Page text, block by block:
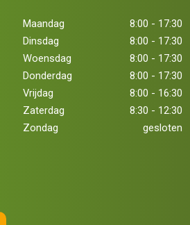
Maandag
8:00 - 17:30
Dinsdag
8:00 - 17:30
Woensdag
8:00 - 17:30
Donderdag
8:00 - 17:30
Vrijdag
8:00 - 16:30
Zaterdag
8:30 - 12:30
Zondag
gesloten